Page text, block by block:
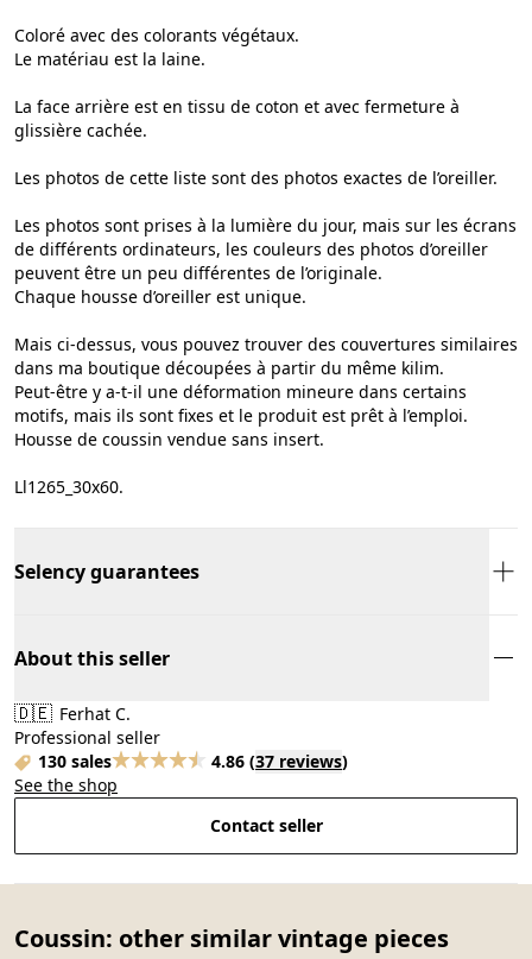
Coloré avec des colorants végétaux.
Le matériau est la laine.
La face arrière est en tissu de coton et avec fermeture à
glissière cachée.
Les photos de cette liste sont des photos exactes de l’oreiller.
Les photos sont prises à la lumière du jour, mais sur les écrans
de différents ordinateurs, les couleurs des photos d’oreiller
peuvent être un peu différentes de l’originale.
Chaque housse d’oreiller est unique.
Mais ci-dessus, vous pouvez trouver des couvertures similaires
dans ma boutique découpées à partir du même kilim.
Peut-être y a-t-il une déformation mineure dans certains
motifs, mais ils sont fixes et le produit est prêt à l’emploi.
Housse de coussin vendue sans insert.
Ll1265_30x60.
Selency guarantees
About this seller
🇩🇪 Ferhat C.
Professional seller
130 sales
4.86 (37 reviews)
See the shop
Contact seller
Coussin: other similar vintage pieces